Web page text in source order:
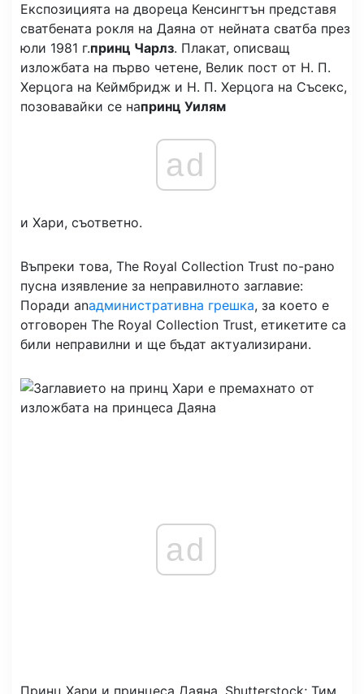
Експозицията на двореца Кенсингтън представя
сватбената рокля на Даяна от нейната сватба през
юли 1981 г.принц Чарлз. Плакат, описващ
изложбата на първо четене, Велик пост от Н. П.
Херцога на Кеймбридж и Н. П. Херцога на Съсекс,
позовавайки се напринц Уилям
ad
и Хари, съответно.
Въпреки това, The Royal Collection Trust по-рано
пусна изявление за неправилното заглавие:
Поради anадминистративна грешка, за което е
отговорен The Royal Collection Trust, етикетите са
били неправилни и ще бъдат актуализирани.
ad